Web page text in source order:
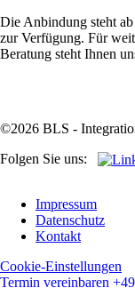
Die Anbindung steht
zur Verfügung. Für
Beratung steht Ihnen
©2026 BLS -
Folgen Sie uns:
überspringen
Impressum
Datenschutz
Kontakt
Cookie-Einstellungen
Termin vereinbaren